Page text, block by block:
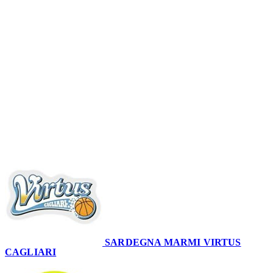
SARDEGNA MARMI VIRTUS
CAGLIARI